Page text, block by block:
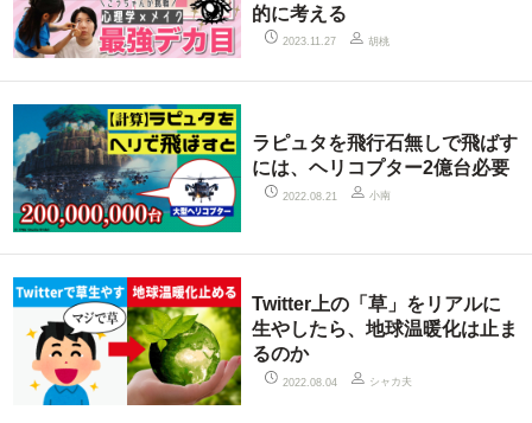
的に考える
2023.11.27 胡桃
ラピュタを飛行石無しで飛ばす
には、ヘリコプター2億台必要
2022.08.21 小南
Twitter上の「草」をリアルに
生やしたら、地球温暖化は止ま
るのか
2022.08.04 シャカ夫